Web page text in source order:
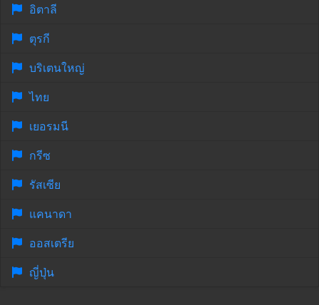
อิตาลี
ตุรกี
บริเตนใหญ่
ไทย
เยอรมนี
กรีซ
รัสเซีย
แคนาดา
ออสเตรีย
ญี่ปุ่น